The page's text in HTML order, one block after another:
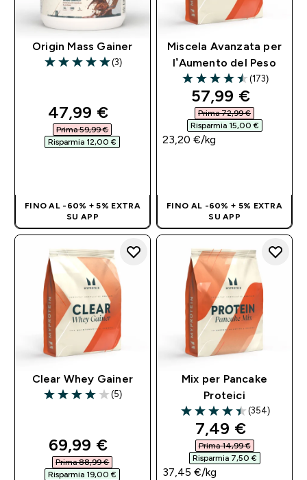
Origin Mass Gainer
5 out of 5 stars
(3)
discounted price
47,99 €‎
Prima 59,99 €‎
Risparmia 12,00 €‎
FINO AL -60% + 5% EXTRA
SU APP
Miscela Avanzata per
l’Aumento del Peso
4.47 out of 5 stars
(173)
discounted
57,99 €‎
Prima 72,99 €‎
Risparmia 15,00 €‎
23,20 €‎/kg
FINO AL -60% + 5% EXTRA
SU APP
Clear Whey Gainer
4 out of 5 stars
(5)
discounted price
69,99 €‎
Prima 88,99 €‎
Risparmia 19,00 €‎
Mix per Pancake
Proteici
4.44 out of 5 stars
(354)
discounted
7,49 €‎
Prima 14,99 €‎
Risparmia 7,50 €‎
37,45 €‎/kg